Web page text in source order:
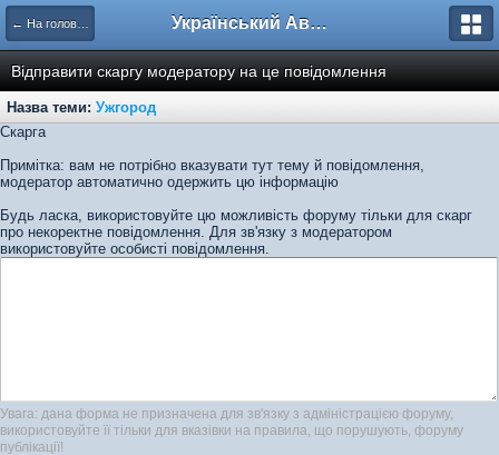
← На головну Український Автоклуб ВАЗ
Відправити скаргу модератору на це повідомлення
Назва теми: Ужгород
Скарга
Примітка: вам не потрібно вказувати тут тему й повідомлення,
модератор автоматично одержить цю інформацію
Будь ласка, використовуйте цю можливість форуму тільки для скарг
про некоректне повідомлення. Для зв'язку з модератором
використовуйте особисті повідомлення.
Увага: дана форма не призначена для зв'язку з адміністрацією форуму,
використовуйте її тільки для вказівки на правила, що порушують, форуму
публікації!